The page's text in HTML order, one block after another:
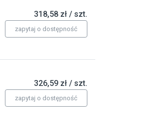
318,58 zł / szt.
zapytaj o dostępność
326,59 zł / szt.
zapytaj o dostępność